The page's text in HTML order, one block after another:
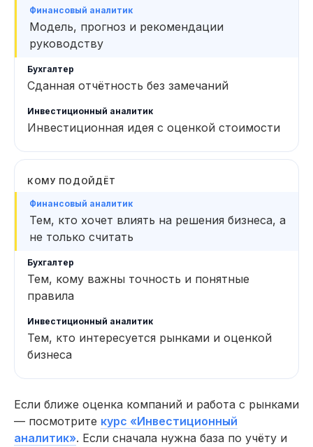
Модель, прогноз и рекомендации
руководству
Сданная отчётность без замечаний
Инвестиционная идея с оценкой стоимости
КОМУ ПОДОЙДЁТ
Тем, кто хочет влиять на решения бизнеса, а
не только считать
Тем, кому важны точность и понятные
правила
Тем, кто интересуется рынками и оценкой
бизнеса
Если ближе оценка компаний и работа с рынками
— посмотрите курс «Инвестиционный
аналитик». Если сначала нужна база по учёту и